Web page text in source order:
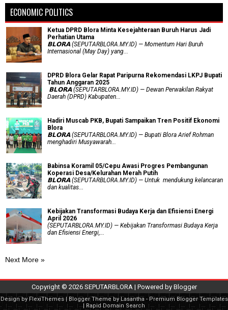
ECONOMIC POLITICS
Ketua DPRD Blora Minta Kesejahteraan Buruh Harus Jadi
Perhatian Utama
​𝗕𝗟𝗢𝗥𝗔 (SEPUTARBLORA.MY.ID) — Momentum Hari Buruh
Internasional (May Day) yang...
DPRD Blora Gelar Rapat Paripurna Rekomendasi LKPJ Bupati
Tahun Anggaran 2025
‎ 𝗕𝗟𝗢𝗥𝗔 (SEPUTARBLORA.MY.ID) — Dewan Perwakilan Rakyat
Daerah (DPRD) Kabupaten...
Hadiri Muscab PKB, Bupati Sampaikan Tren Positif Ekonomi
Blora
𝗕𝗟𝗢𝗥𝗔 (SEPUTARBLORA.MY.ID) — Bupati Blora Arief Rohman
menghadiri Musyawarah...
Babinsa Koramil 05/Cepu Awasi Progres Pembangunan
Koperasi Desa/Kelurahan Merah Putih
𝗕𝗟𝗢𝗥𝗔 (SEPUTARBLORA.MY.ID) — Untuk mendukung kelancaran
dan kualitas...
Kebijakan Transformasi Budaya Kerja dan Efisiensi Energi
April 2026
(SEPUTARBLORA.MY.ID) — Kebijakan Transformasi Budaya Kerja
dan Efisiensi Energi,...
Next More »
Copyright © 2026 SEPUTARBLORA | Powered by Blogger
Design byFlexiThemes| Blogger Theme byLasantha -Premium Blogger Templates
|Rapid Domain Search